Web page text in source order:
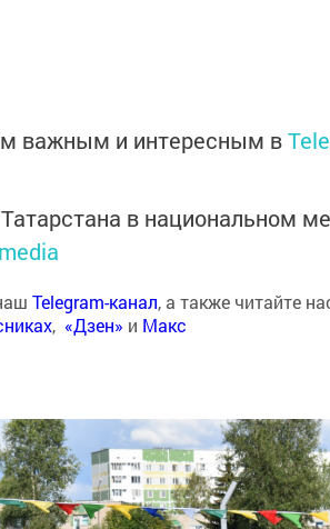
важным и интересным в
в национальном
Telegram-канал, а также читайте
, «Дзен» и Макс